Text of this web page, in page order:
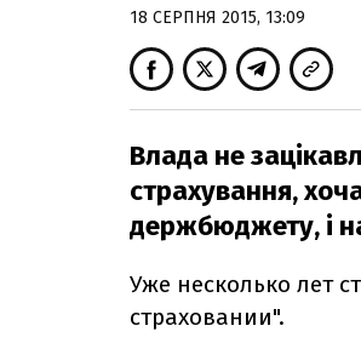
18 СЕРПНЯ 2015, 13:09
Влада не
страхування,
держбюджету, і
Уже несколько лет
страховании".